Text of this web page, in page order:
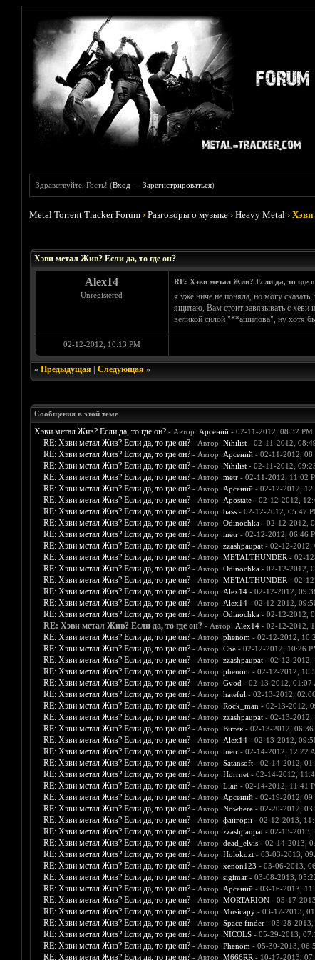
Здравствуйте, Гость! (Вход —Зарегистрироваться)
Metal Torrent Tracker Forum ›Разговоры о музыке ›Heavy Metal ›Хэви
Хэви метал Жив? Если да, то где он?
Alex14
Unregistered
RE: Хэви метал Жив? Если да, то где
я уже ниче не поняла, но могу
ящитаю, Вам стоит завязывать с хеви
великой силой "**ашилова", ну хотя
02-12-2012, 10:13 PM
« Предыдущая| Следующая»
Сообщения в этой теме
Хэви метал Жив? Если да, то где он? - Автор: Арсений- 02-11-2012, 08:32 PM
RE: Хэви метал Жив? Если да, то где он? - Автор: Nihilist- 02-11-2012,
RE: Хэви метал Жив? Если да, то где он? - Автор: Арсений- 02-11-2012,
RE: Хэви метал Жив? Если да, то где он? - Автор: Nihilist- 02-11-2012,
RE: Хэви метал Жив? Если да, то где он? - Автор: metr- 02-11-2012, 11:02
RE: Хэви метал Жив? Если да, то где он? - Автор: Арсений- 02-12-2012,
RE: Хэви метал Жив? Если да, то где он? - Автор: Apostate- 02-12-2012,
RE: Хэви метал Жив? Если да, то где он? - Автор: bass- 02-12-2012, 05:47
RE: Хэви метал Жив? Если да, то где он? - Автор: Odinochka- 02-12-2012,
RE: Хэви метал Жив? Если да, то где он? - Автор: metr- 02-12-2012, 06:46
RE: Хэви метал Жив? Если да, то где он? - Автор: zzashpaupat- 02-12-2012,
RE: Хэви метал Жив? Если да, то где он? - Автор: METALTHUNDER - 02-
RE: Хэви метал Жив? Если да, то где он? - Автор: Odinochka- 02-12-2012,
RE: Хэви метал Жив? Если да, то где он? - Автор: METALTHUNDER - 02-
RE: Хэви метал Жив? Если да, то где он? - Автор: Alex14- 02-12-2012,
RE: Хэви метал Жив? Если да, то где он? - Автор: Alex14- 02-12-2012,
RE: Хэви метал Жив? Если да, то где он? - Автор: Odinochka- 02-12-2012,
RE: Хэви метал Жив? Если да, то где он? - Автор: Alex14- 02-12-2012,
RE: Хэви метал Жив? Если да, то где он? - Автор: phenom - 02-12-2012,
RE: Хэви метал Жив? Если да, то где он? - Автор: Che- 02-12-2012, 10:26
RE: Хэви метал Жив? Если да, то где он? - Автор: zzashpaupat- 02-12-2012,
RE: Хэви метал Жив? Если да, то где он? - Автор: phenom - 02-12-2012,
RE: Хэви метал Жив? Если да, то где он? - Автор: Gvod - 02-13-2012, 01:07
RE: Хэви метал Жив? Если да, то где он? - Автор: hateful - 02-13-2012,
RE: Хэви метал Жив? Если да, то где он? - Автор: Rock_man - 02-13-2012,
RE: Хэви метал Жив? Если да, то где он? - Автор: zzashpaupat- 02-13-2012,
RE: Хэви метал Жив? Если да, то где он? - Автор: Витек- 02-13-2012, 06:36
RE: Хэви метал Жив? Если да, то где он? - Автор: Alex14- 02-13-2012,
RE: Хэви метал Жив? Если да, то где он? - Автор: metr- 02-14-2012, 12:22
RE: Хэви метал Жив? Если да, то где он? - Автор: Satansoft- 02-14-2012,
RE: Хэви метал Жив? Если да, то где он? - Автор: Horrnet- 02-14-2012,
RE: Хэви метал Жив? Если да, то где он? - Автор: Lian - 02-14-2012, 11:41
RE: Хэви метал Жив? Если да, то где он? - Автор: Арсений- 02-19-2012,
RE: Хэви метал Жив? Если да, то где он? - Автор: Nowhere- 02-20-2012,
RE: Хэви метал Жив? Если да, то где он? - Автор: фангорн- 02-12-2013,
RE: Хэви метал Жив? Если да, то где он? - Автор: zzashpaupat- 02-13-2013,
RE: Хэви метал Жив? Если да, то где он? - Автор: dead_elvis- 02-14-2013,
RE: Хэви метал Жив? Если да, то где он? - Автор: Holokozt- 03-03-2013,
RE: Хэви метал Жив? Если да, то где он? - Автор: xenon123 - 03-06-2013,
RE: Хэви метал Жив? Если да, то где он? - Автор: sigimar- 03-08-2013,
RE: Хэви метал Жив? Если да, то где он? - Автор: Арсений- 03-16-2013,
RE: Хэви метал Жив? Если да, то где он? - Автор: MORTARION- 03-17-
RE: Хэви метал Жив? Если да, то где он? - Автор: Musicapy- 03-17-2013,
RE: Хэви метал Жив? Если да, то где он? - Автор: Space finder- 05-28-2013,
RE: Хэви метал Жив? Если да, то где он? - Автор: NICOLS- 05-29-2013,
RE: Хэви метал Жив? Если да, то где он? - Автор: Phenom - 05-30-2013,
RE: Хэви метал Жив? Если да, то где он? - Автор: M666RR - 10-17-2013,